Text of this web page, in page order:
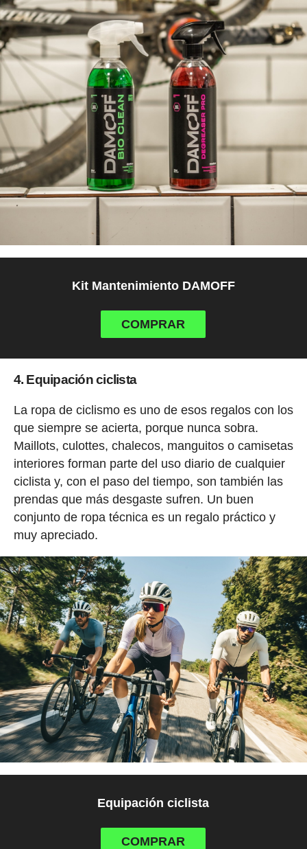
Kit Mantenimiento DAMOFF
COMPRAR
4. Equipación ciclista
La ropa de ciclismo es uno de esos regalos con los
que siempre se acierta, porque nunca sobra.
Maillots, culottes, chalecos, manguitos o camisetas
interiores forman parte del uso diario de cualquier
ciclista y, con el paso del tiempo, son también las
prendas que más desgaste sufren. Un buen
conjunto de ropa técnica es un regalo práctico y
muy apreciado.
Equipación ciclista
COMPRAR